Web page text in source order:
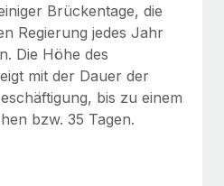
Brückentage, die
Regierung jedes Jahr
Die Höhe des
mit der Dauer der
bis zu einem
bzw. 35 Tagen.